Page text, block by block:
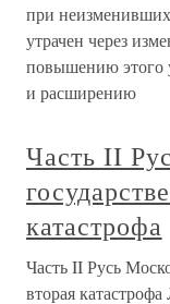
при
утрачен через
повышению этого
и расширению
Часть II
катастрофа
Часть II Русь
вторая